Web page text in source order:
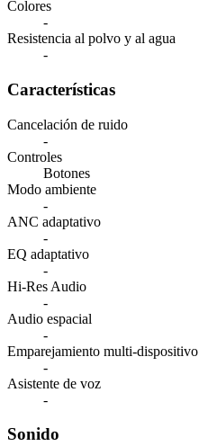
Colores
-
Resistencia al polvo y al agua
-
Características
Cancelación de ruido
-
Controles
Botones
Modo ambiente
-
ANC adaptativo
-
EQ adaptativo
-
Hi-Res Audio
-
Audio espacial
-
Emparejamiento multi-dispositivo
-
Asistente de voz
-
Sonido